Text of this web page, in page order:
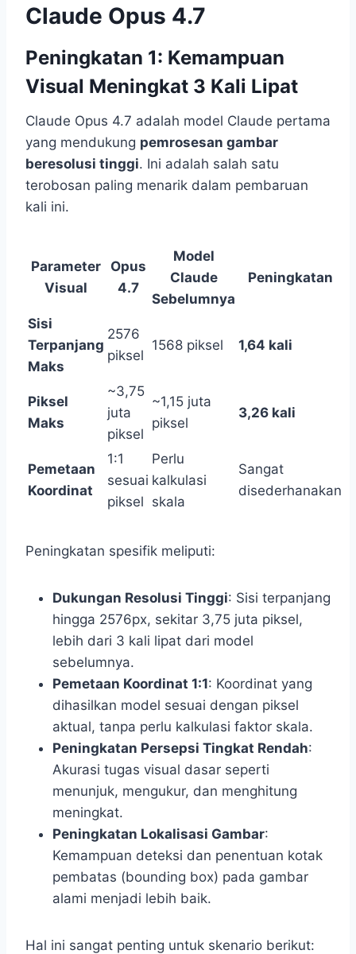
Claude Opus 4.7
Peningkatan 1: Kemampuan
Visual Meningkat 3 Kali Lipat
Claude Opus 4.7 adalah model Claude pertama
yang mendukung pemrosesan gambar
beresolusi tinggi. Ini adalah salah satu
terobosan paling menarik dalam pembaruan
kali ini.
Parameter
Visual
Opus
4.7
Model
Claude
Sebelumnya
Peningkatan
Sisi
Terpanjang
Maks
2576
piksel
1568 piksel 1,64 kali
Piksel
Maks
~3,75
juta
piksel
~1,15 juta
piksel
3,26 kali
Pemetaan
Koordinat
1:1
sesuai
piksel
Perlu
kalkulasi
skala
Sangat
disederhanakan
Peningkatan spesifik meliputi:
Dukungan Resolusi Tinggi: Sisi terpanjang
hingga 2576px, sekitar 3,75 juta piksel,
lebih dari 3 kali lipat dari model
sebelumnya.
Pemetaan Koordinat 1:1: Koordinat yang
dihasilkan model sesuai dengan piksel
aktual, tanpa perlu kalkulasi faktor skala.
Peningkatan Persepsi Tingkat Rendah:
Akurasi tugas visual dasar seperti
menunjuk, mengukur, dan menghitung
meningkat.
Peningkatan Lokalisasi Gambar:
Kemampuan deteksi dan penentuan kotak
pembatas (bounding box) pada gambar
alami menjadi lebih baik.
Hal ini sangat penting untuk skenario berikut: